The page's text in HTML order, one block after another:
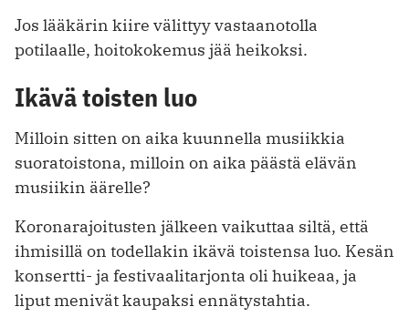
Jos lääkärin kiire välittyy vastaanotolla
potilaalle, hoitokokemus jää heikoksi.
Ikävä toisten luo
Milloin sitten on aika kuunnella musiikkia
suoratoistona, milloin on aika päästä elävän
musiikin äärelle?
Koronarajoitusten jälkeen vaikuttaa siltä, että
ihmisillä on todellakin ikävä toistensa luo. Kesän
konsertti- ja festivaalitarjonta oli huikeaa, ja
liput menivät kaupaksi ennätystahtia.